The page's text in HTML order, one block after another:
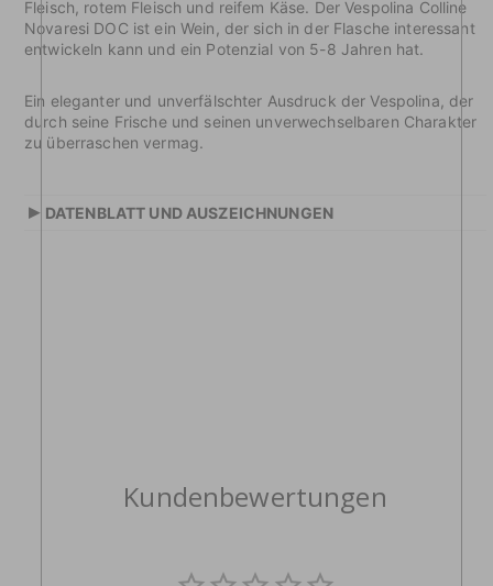
Fleisch, rotem Fleisch und reifem Käse. Der Vespolina Colline
Novaresi DOC ist ein Wein, der sich in der Flasche interessant
entwickeln kann und ein Potenzial von 5-8 Jahren hat.
Ein eleganter und unverfälschter Ausdruck der Vespolina, der
durch seine Frische und seinen unverwechselbaren Charakter
zu überraschen vermag.
▸ DATENBLATT UND AUSZEICHNUNGEN
Kundenbewertungen